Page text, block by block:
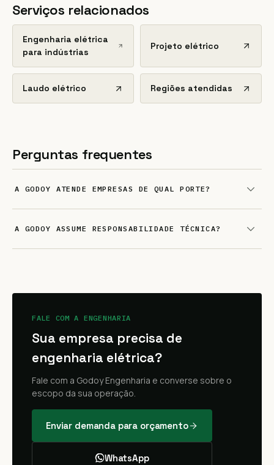
Serviços relacionados
Engenharia elétrica
para indústrias
Projeto elétrico
Laudo elétrico Regiões atendidas
Perguntas frequentes
A GODOY ATENDE EMPRESAS DE QUAL PORTE?
A GODOY ASSUME RESPONSABILIDADE TÉCNICA?
FALE COM A ENGENHARIA
Sua empresa precisa de
engenharia elétrica?
Fale com a Godoy Engenharia e converse sobre o
escopo da sua operação.
Enviar demanda para orçamento
WhatsApp